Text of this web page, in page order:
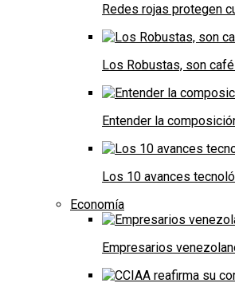
Redes rojas protegen
Los Robustas, son
Entender la
Los 10 avances
Economía
Empresarios